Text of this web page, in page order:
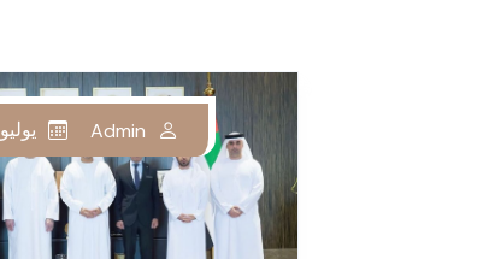
Admin يوليو 18, 2023